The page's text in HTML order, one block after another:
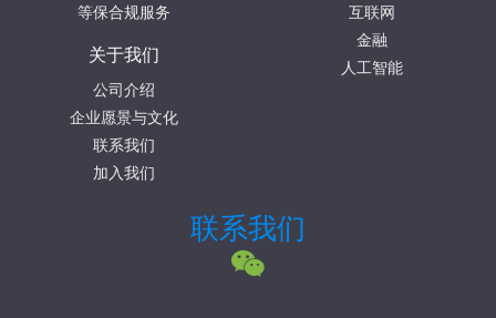
等保合规服务
互联网
金融
人工智能
关于我们
公司介绍
企业愿景与文化
联系我们
加入我们
联系我们